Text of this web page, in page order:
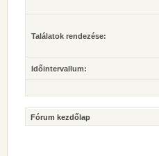
Találatok rendezése:
Időintervallum:
Fórum kezdőlap